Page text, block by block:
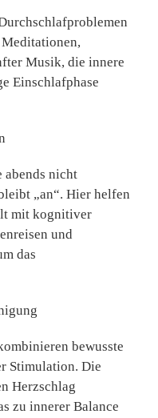
,
Musik, die innere
Einschlafphase
abends nicht
„an“. Hier helfen
mit kognitiver
und
das
bewusste
Stimulation. Die
Herzschlag
zu innerer Balance